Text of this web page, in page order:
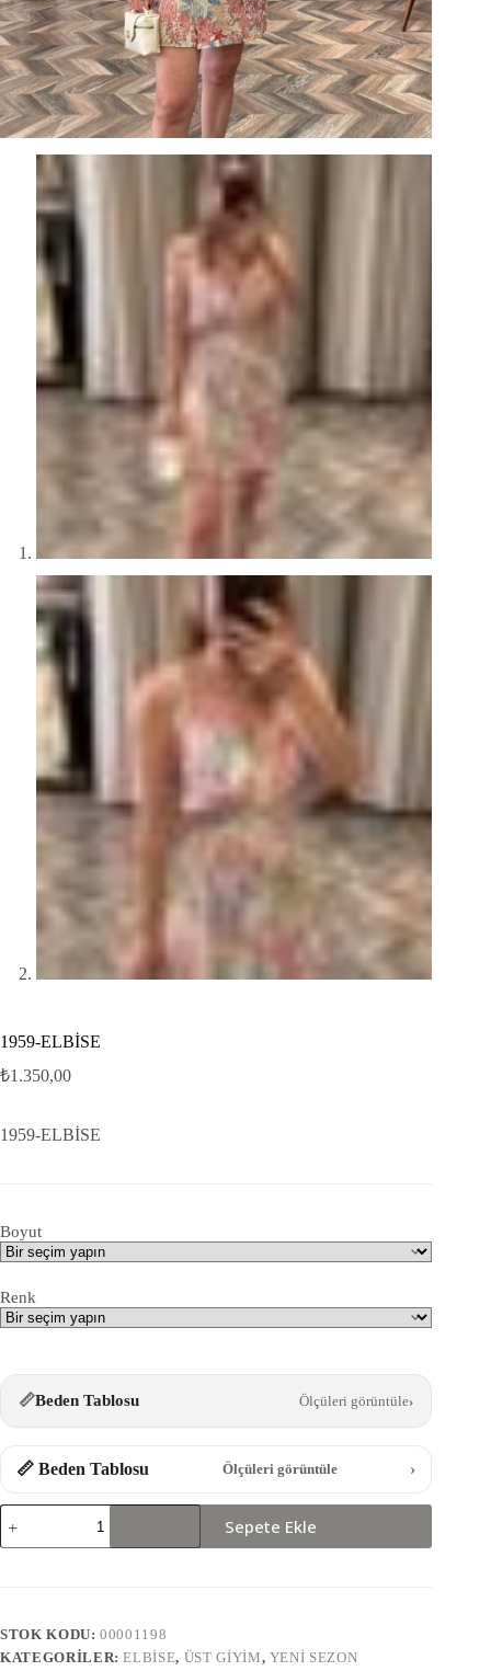
1959-ELBİSE
₺1.350,00
1959-ELBİSE
Boyut
Renk
📏Beden Tablosu Ölçüleri görüntüle›
📏 Beden Tablosu Ölçüleri görüntüle ›
1959-
ELBİSE
adet
Sepete Ekle
STOK KODU:00001198
KATEGORILER:ELBISE, ÜST GIYIM, YENI SEZON